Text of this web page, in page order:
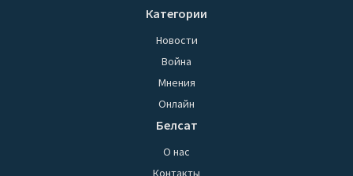
Категории
Новости
Война
Мнения
Онлайн
Белсат
О нас
Контакты